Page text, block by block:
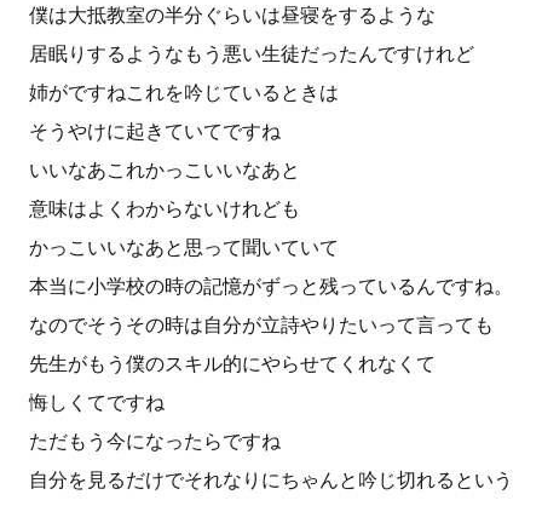
僕は大抵教室の半分ぐらいは昼寝をするような
居眠りするようなもう悪い生徒だったんですけれど
姉がですねこれを吟じているときは
そうやけに起きていてですね
いいなあこれかっこいいなあと
意味はよくわからないけれども
かっこいいなあと思って聞いていて
本当に小学校の時の記憶がずっと残っているんですね。
なのでそうその時は自分が立詩やりたいって言っても
先生がもう僕のスキル的にやらせてくれなくて
悔しくてですね
ただもう今になったらですね
自分を見るだけでそれなりにちゃんと吟じ切れるという